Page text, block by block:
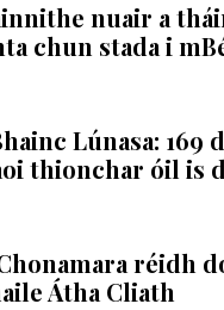
nuair a
chun stada i
Lúnasa: 169
thionchar óil is
réidh
Átha Cliath